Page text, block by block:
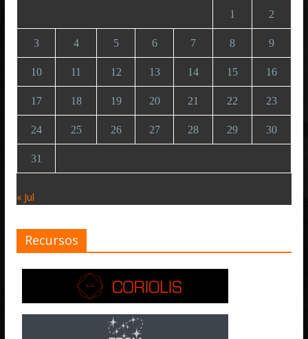
1 2
3 4 5 6 7 8 9
10 11 12 13 14 15 16
17 18 19 20 21 22 23
24 25 26 27 28 29 30
31
« Jul
Recursos